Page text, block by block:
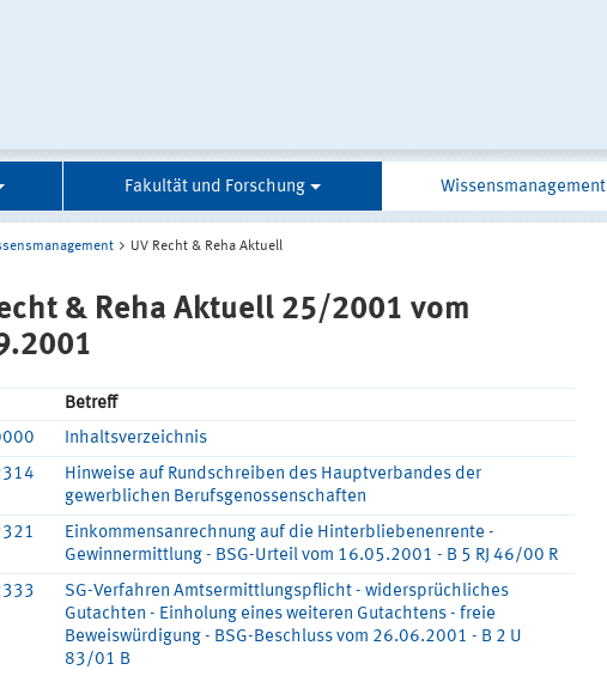
Fakultät und Forschung Wissensmanagement
UV Recht & Reha Aktuell
& Reha Aktuell 25/2001 vom
Betreff
Inhaltsverzeichnis
Hinweise auf Rundschreiben des Hauptverbandes der
gewerblichen Berufsgenossenschaften
Einkommensanrechnung auf die Hinterbliebenenrente -
Gewinnermittlung - BSG-Urteil vom 16.05.2001 - B 5 RJ 46/00 R
SG-Verfahren Amtsermittlungspflicht - widersprüchliches
Gutachten - Einholung eines weiteren Gutachtens - freie
Beweiswürdigung - BSG-Beschluss vom 26.06.2001 - B 2 U
83/01 B